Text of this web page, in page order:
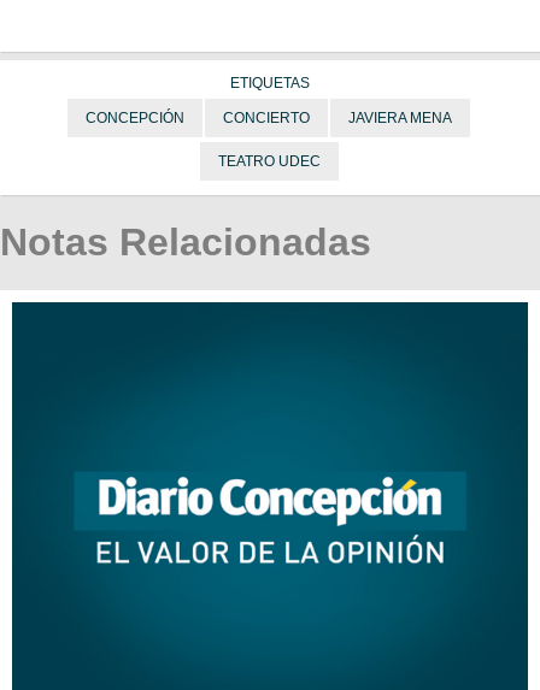
ETIQUETAS
CONCEPCIÓN CONCIERTO JAVIERA MENA
TEATRO UDEC
Notas Relacionadas